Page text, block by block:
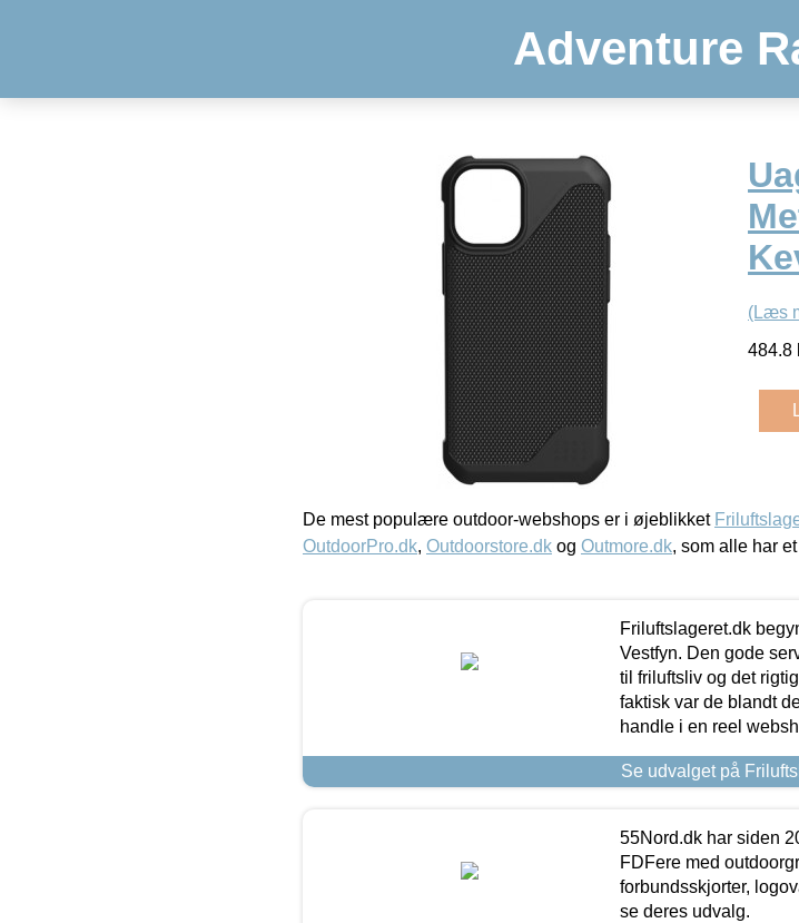
Adventure
(Læs
484.8
De mest populære outdoor-webshops er i øjeblikket
OutdoorPro.dk, Outdoorstore.dk og Outmore.dk, som alle har
Friluftslageret.dk
Vestfyn. Den gode
til friluftsliv og det
faktisk var de blandt
handle i en reel
Se udvalget på
55Nord.dk har siden
FDFere med
forbundsskjorter,
se deres udvalg.